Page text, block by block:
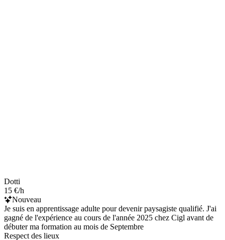
Dotti
15 €/h
Nouveau
Je suis en apprentissage adulte pour devenir paysagiste qualifié. J'ai
gagné de l'expérience au cours de l'année 2025 chez Cigl avant de
débuter ma formation au mois de Septembre
Respect des lieux